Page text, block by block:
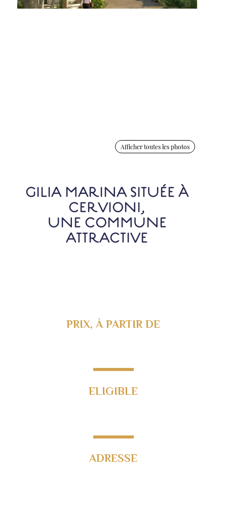
Afficher toutes les photos
GILIA MARINA SITUÉE À
CERVIONI,
UNE COMMUNE
ATTRACTIVE
PRIX, À PARTIR DE
ELIGIBLE
ADRESSE